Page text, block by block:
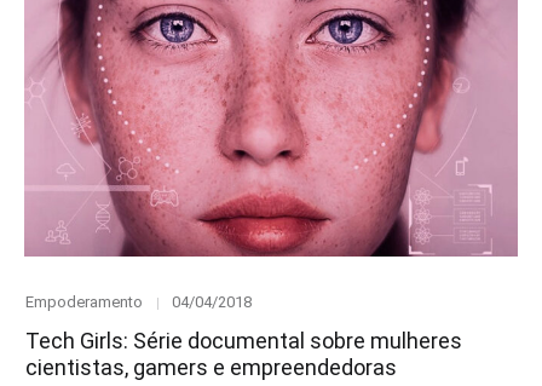
Category
Empoderamento
Posted
04/04/2018
Tech Girls: Série documental sobre mulheres
cientistas, gamers e empreendedoras